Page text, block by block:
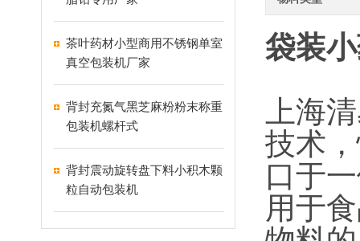
茶叶药材小型商用不锈钢单室
真空包装机厂家
背封充氮气黑芝麻粉粉末称重
包装机螺杆式
背封震动旋转盘下料小积木颗
粒自动包装机
袋装
上海
技术
口于
用于